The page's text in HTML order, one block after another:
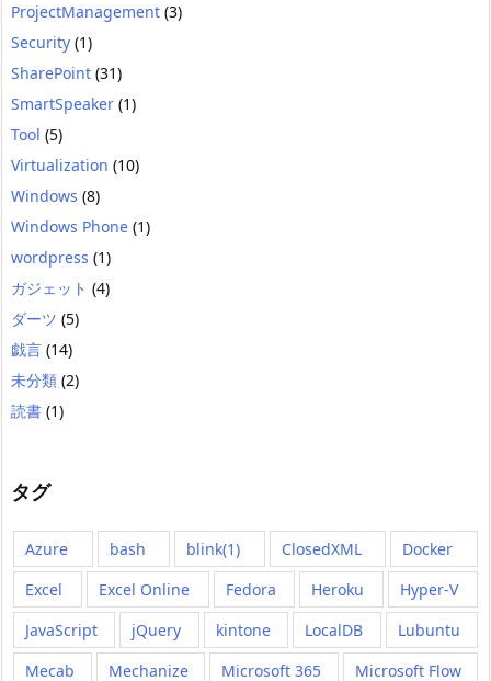
ProjectManagement (3)
Security (1)
SharePoint (31)
SmartSpeaker (1)
Tool (5)
Virtualization (10)
Windows (8)
Windows Phone (1)
wordpress (1)
ガジェット (4)
ダーツ (5)
戯言 (14)
未分類 (2)
読書 (1)
タグ
Azure bash blink(1) ClosedXML
Docker
Excel
Excel Online Fedora Heroku
Hyper-V
JavaScript
jQuery kintone LocalDB
Lubuntu
Mecab
Mechanize Microsoft 365
Microsoft Flow